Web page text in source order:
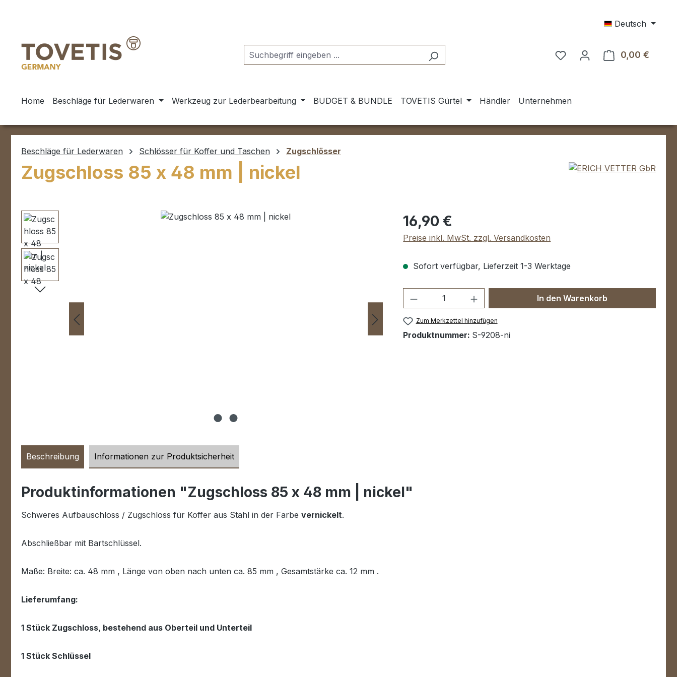
Deutsch
0,00 €
Home Beschläge für Lederwaren Werkzeug zur Lederbearbeitung BUDGET & BUNDLE TOVETIS Gürtel Händler Unternehmen
Beschläge für Lederwaren Schlösser für Koffer und Taschen Zugschlösser
Zugschloss 85 x 48 mm | nickel
Bildergalerie überspringen Regulärer Preis:
16,90 €
Preise inkl. MwSt. zzgl. Versandkosten
Sofort verfügbar, Lieferzeit 1-3 Werktage
Produkt Anzahl: Gib den gewünschten Wert
In den Warenkorb
Zum Merkzettel hinzufügen
Produktnummer: S-9208-ni
Beschreibung Informationen zur Produktsicherheit
Produktinformationen "Zugschloss 85 x 48 mm | nickel"
Schweres Aufbauschloss / Zugschloss für Koffer aus Stahl in der Farbe vernickelt.
Abschließbar mit Bartschlüssel.
Maße: Breite: ca. 48 mm , Länge von oben nach unten ca. 85 mm , Gesamtstärke ca. 12 mm .
Lieferumfang:
1 Stück Zugschloss, bestehend aus Oberteil und Unterteil
1 Stück Schlüssel